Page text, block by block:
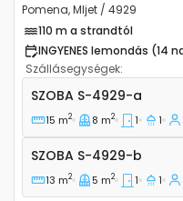
Pomena, Mljet / 4929
110 m a strandtól
INGYENES lemondás
Szállásegységek:
Szoba Pomena, Mljet
SZOBA S-4929-a
15 m2 8 m2 1 1
Szoba S-4929-b
SZOBA S-4929-b
13 m2 5 m2 1 1